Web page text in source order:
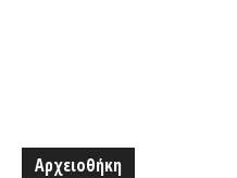
Αρχειοθήκη